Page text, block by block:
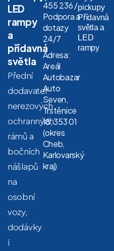
LED
rampy
a
přídavná
světla
Přední
dodavatel
nerezových
ochranných
rámů a
bočních
nášlapů
na
osobní
vozy,
dodávky
i
455 236 /
Podpora a
dotazy
24/7
Adresa:
Areál
Autobazar
Auto
Seven,
Trstěnice
18, 353 01
(okres
Cheb,
Karlovarský
kraj)
pickupy
Přídavná
světla a
LED
rampy